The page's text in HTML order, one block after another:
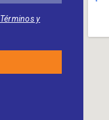
Términos y